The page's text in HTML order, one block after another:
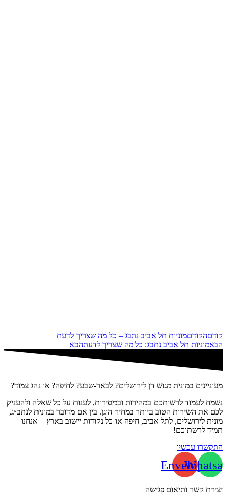
קודםהקודםמוניות תל אביב נתבג – כל מה שצריך לדעת
הבאמוניות תל אביב נתבג: כל מה שצריך לדעתהבא
מעוניינים במונית מגוש דן לירושלים? לבאר-שבע? לחיפה? או נהג צמוד?
נשמח לעמוד לרשותכם במהירות ובמסירות, לענות על כל שאלה ולהעניק
לכם את השירות הטוב ביותר במחיר הוגן. בין אם מדובר במונית לנתב״ג,
מונית לירושלים, לתל אביב, חיפה או כל נקודות יישוב בארץ – אנחנו
תמיד לרשתוכם!
התקשרו עכשיו
Envelope
יצירת קשר ותיאום פגישה